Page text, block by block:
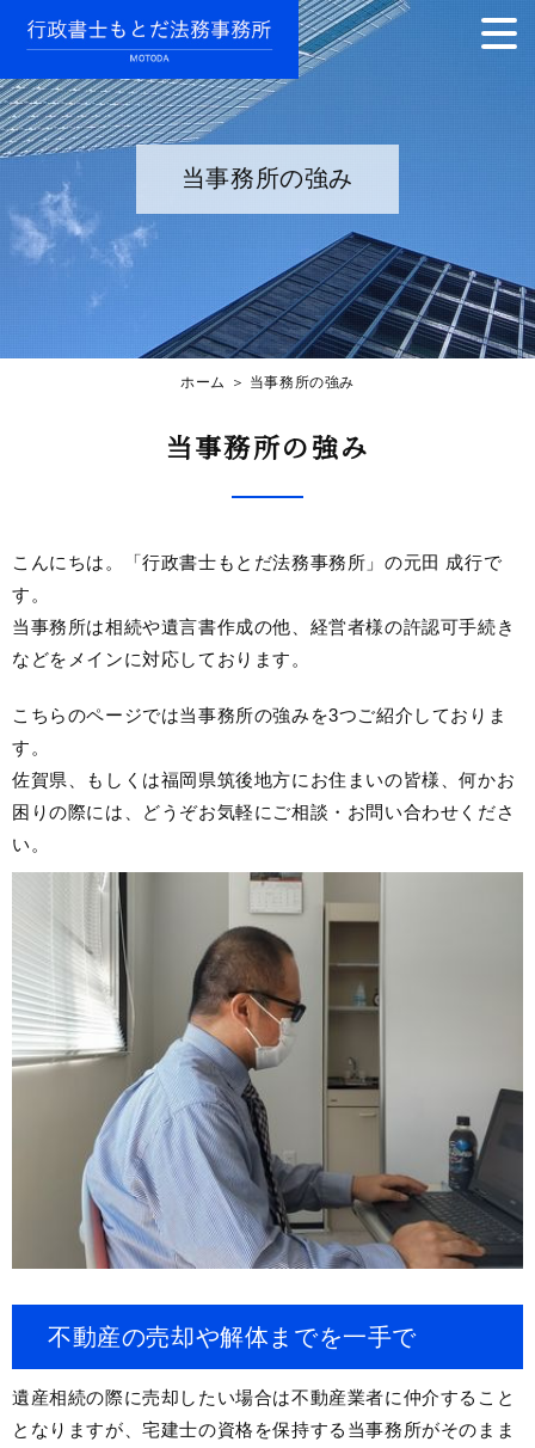
当事務所の強み
ホーム ＞ 当事務所の強み
当事務所の強み
こんにちは。「行政書士もとだ法務事務所」の元田 成行で
す。
当事務所は相続や遺言書作成の他、経営者様の許認可手続き
などをメインに対応しております。
こちらのページでは当事務所の強みを3つご紹介しておりま
す。
佐賀県、もしくは福岡県筑後地方にお住まいの皆様、何かお
困りの際には、どうぞお気軽にご相談・お問い合わせくださ
い。
不動産の売却や解体までを一手で
遺産相続の際に売却したい場合は不動産業者に仲介すること
となりますが、宅建士の資格を保持する当事務所がそのまま